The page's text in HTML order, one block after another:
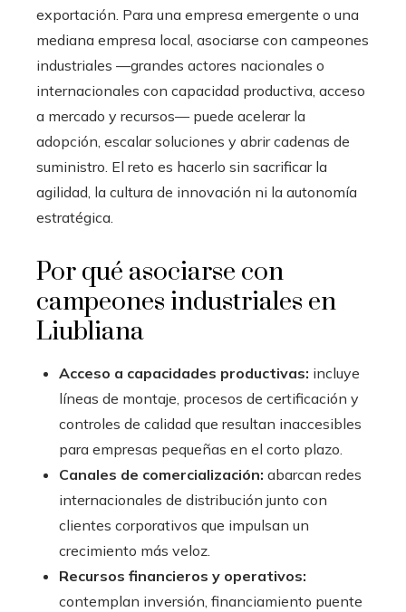
exportación. Para una empresa emergente o una
mediana empresa local, asociarse con campeones
industriales —grandes actores nacionales o
internacionales con capacidad productiva, acceso
a mercado y recursos— puede acelerar la
adopción, escalar soluciones y abrir cadenas de
suministro. El reto es hacerlo sin sacrificar la
agilidad, la cultura de innovación ni la autonomía
estratégica.
Por qué asociarse con
campeones industriales en
Liubliana
Acceso a capacidades productivas: incluye
líneas de montaje, procesos de certificación y
controles de calidad que resultan inaccesibles
para empresas pequeñas en el corto plazo.
Canales de comercialización: abarcan redes
internacionales de distribución junto con
clientes corporativos que impulsan un
crecimiento más veloz.
Recursos financieros y operativos:
contemplan inversión, financiamiento puente